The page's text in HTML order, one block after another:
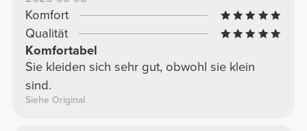
Komfort
Qualität
Komfortabel
Sie kleiden sich sehr gut, obwohl sie klein
sind.
Siehe Original